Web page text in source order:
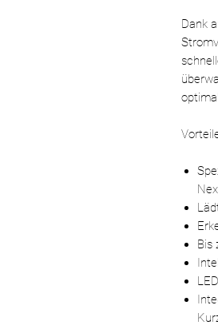
Dank
Bis